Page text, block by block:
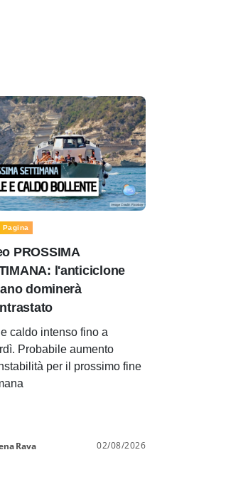
Pagina
PROSSIMA
l'anticiclone
dominerà
caldo intenso fino a
Probabile aumento
per il prossimo fine
Rava 02/08/2026